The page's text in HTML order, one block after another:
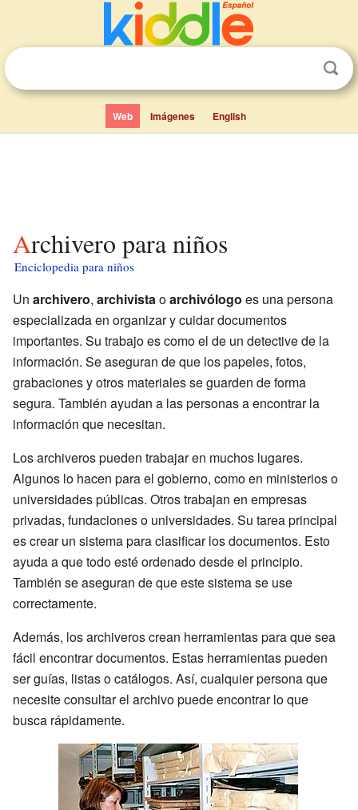
Web Imágenes English
Archivero para niños
Enciclopedia para niños
Un archivero, archivistaoarchivólogo es una persona
especializada en organizar y cuidar documentos
importantes. Su trabajo es como el de un detective de la
información. Se aseguran de que los papeles, fotos,
grabaciones y otros materiales se guarden de forma
segura. También ayudan a las personas a encontrar la
información que necesitan.
Los archiveros pueden trabajar en muchos lugares.
Algunos lo hacen para el gobierno, como en ministerios o
universidades públicas. Otros trabajan en empresas
privadas, fundaciones o universidades. Su tarea principal
es crear un sistema para clasificar los documentos. Esto
ayuda a que todo esté ordenado desde el principio.
También se aseguran de que este sistema se use
correctamente.
Además, los archiveros crean herramientas para que sea
fácil encontrar documentos. Estas herramientas pueden
ser guías, listas o catálogos. Así, cualquier persona que
necesite consultar el archivo puede encontrar lo que
busca rápidamente.